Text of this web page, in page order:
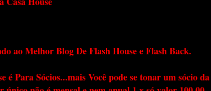
ao Melhor Blog De Flash House e Flash Back.
é Para Sócios...mais Você pode se tonar um sócio da